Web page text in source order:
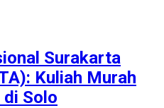
Surakarta
Kuliah Murah
Solo